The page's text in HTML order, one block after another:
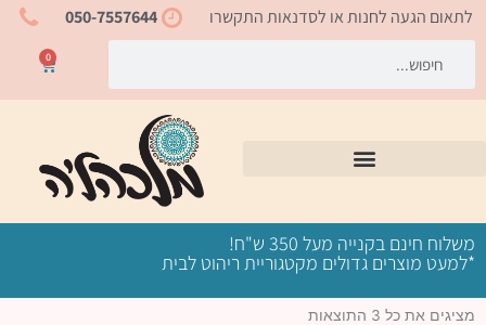
דילוג
050-7557644 לתאום הגעה לחנות או לסדנאות התקשרו
0
עגלת
קניות
משלוח חינם בקנייה מעל 350 ש"ח!
*למעט מוצרים גדולים מקטגוריית ריהוט לבית
מציגים את כל ⁦3⁩ התוצאות